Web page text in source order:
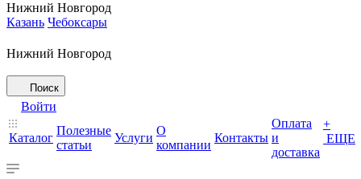
Нижний Новгород
Казань Чебоксары
Нижний Новгород
Поиск
Войти
Каталог
Полезные
статьи
Услуги
О
компании
Контакты
Оплата
и
доставка
+
ЕЩЕ